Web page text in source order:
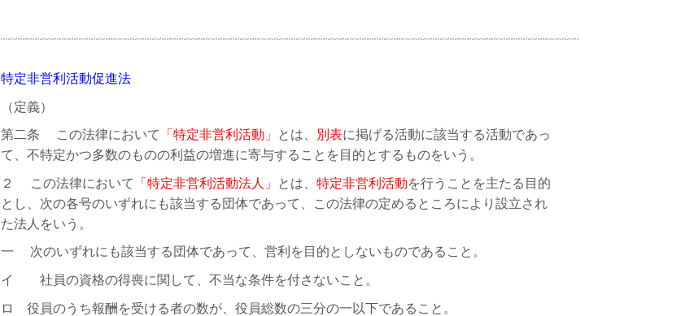
特定非営利活動促進法
（定義）
第二条 この法律において 「特定非営利活動」 とは、 別表に掲げる活動に該当する活動であっ
て、不特定かつ多数のものの利益の増進に寄与することを目的とするものをいう。
２ この法律において 「特定非営利活動法人」 とは、 特定非営利活動を行うことを主たる目的
とし、次の各号のいずれにも該当する団体であって、この法律の定めるところにより設立され
た法人をいう。
一 次のいずれにも該当する団体であって、営利を目的としないものであること。
イ 社員の資格の得喪に関して、不当な条件を付さないこと。
ロ 役員のうち報酬を受ける者の数が、役員総数の三分の一以下であること。